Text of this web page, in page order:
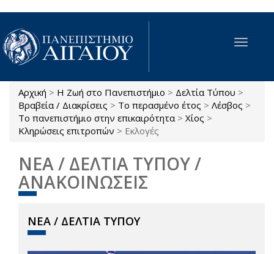
Παράκαμψη προς το κυρίως περιεχόμενο
Toggle
Είστε εδώ
Αρχική > Η Ζωή στο Πανεπιστήμιο > Δελτία Τύπου >
Βραβεία / Διακρίσεις > Το περασμένο έτος > Λέσβος >
Το πανεπιστήμιο στην επικαιρότητα > Χίος >
Κληρώσεις επιτροπών > Εκλογές
ΝΕΑ / ΔΕΛΤΙΑ ΤΥΠΟΥ /
ΑΝΑΚΟΙΝΩΣΕΙΣ
ΝΕΑ / ΔΕΛΤΙΑ ΤΥΠΟΥ